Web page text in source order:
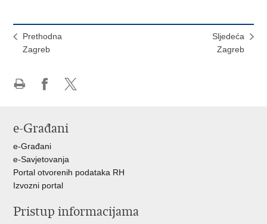
Prethodna
Zagreb
Sljedeća
Zagreb
Facebooku
X-
e-Građani
e-Građani
e-Savjetovanja
Portal otvorenih podataka RH
Izvozni portal
Pristup informacijama